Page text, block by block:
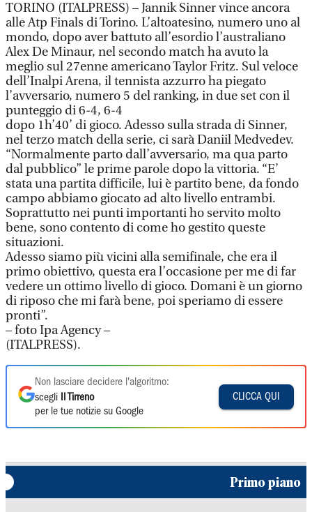
TORINO (ITALPRESS) – Jannik Sinner vince ancora
alle Atp Finals di Torino. L’altoatesino, numero uno al
mondo, dopo aver battuto all’esordio l’australiano
Alex De Minaur, nel secondo match ha avuto la
meglio sul 27enne americano Taylor Fritz. Sul veloce
dell’Inalpi Arena, il tennista azzurro ha piegato
l’avversario, numero 5 del ranking, in due set con il
punteggio di 6-4, 6-4
dopo 1h’40’ di gioco. Adesso sulla strada di Sinner,
nel terzo match della serie, ci sarà Daniil Medvedev.
“Normalmente parto dall’avversario, ma qua parto
dal pubblico” le prime parole dopo la vittoria. “E’
stata una partita difficile, lui è partito bene, da fondo
campo abbiamo giocato ad alto livello entrambi.
Soprattutto nei punti importanti ho servito molto
bene, sono contento di come ho gestito queste
situazioni.
Adesso siamo più vicini alla semifinale, che era il
primo obiettivo, questa era l’occasione per me di far
vedere un ottimo livello di gioco. Domani è un giorno
di riposo che mi farà bene, poi speriamo di essere
pronti”.
– foto Ipa Agency –
(ITALPRESS).
Non lasciare decidere l'algoritmo:
scegli
Il Tirreno
per le tue notizie su Google
CLICCA QUI
Primo piano